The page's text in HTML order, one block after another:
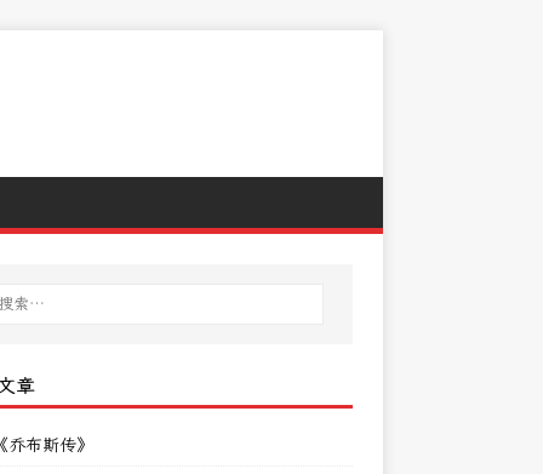
章
乔布斯传》